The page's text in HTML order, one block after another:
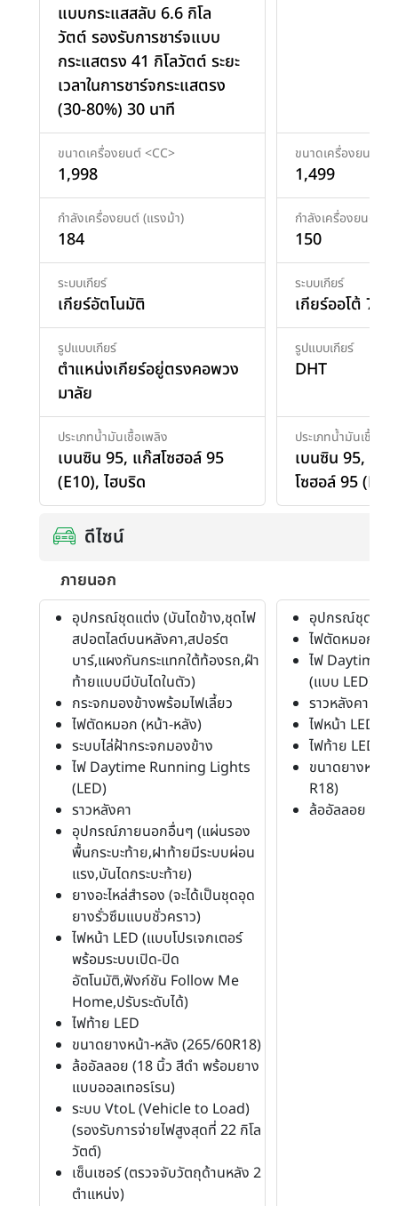
แบบกระแสสลับ 6.6 กิโล
วัตต์ รองรับการชาร์จแบบ
กระแสตรง 41 กิโลวัตต์ ระยะ
เวลาในการชาร์จกระแสตรง
(30-80%) 30 นาที
ขนาดเครื่องยนต์ <CC>
1,998
กำลังเครื่องยนต์ (แรงม้า)
184
ระบบเกียร์
เกียร์อัตโนมัติ
รูปแบบเกียร์
ตำแหน่งเกียร์อยู่ตรงคอพวง
มาลัย
ประเภทน้ำมันเชื้อเพลิง
เบนซิน 95, แก๊สโซฮอล์ 95
(E10), ไฮบริด
ขนาดเครื่องยนต์
1,499
กำลังเครื่องยนต์ (แ
150
ระบบเกียร์
เกียร์ออโต้ 7AT
รูปแบบเกียร์
DHT
ประเภทน้ำมันเชื้อเพ
เบนซิน 95,
โซฮอล์ 95
ดีไซน์
ภายนอก
อุปกรณ์ชุดแต่ง (บันไดข้าง,ชุดไฟ
สปอตไลต์บนหลังคา,สปอร์ต
บาร์,แผงกันกระแทกใต้ท้องรถ,ฝำ
ท้ายแบบมีบันไดในตัว)
กระจกมองข้างพร้อมไฟเลี้ยว
ไฟตัดหมอก (หน้า-หลัง)
ระบบไล่ฝ้ากระจกมองข้าง
ไฟ Daytime Running Lights
(LED)
ราวหลังคา
อุปกรณ์ภายนอกอื่นๆ (แผ่นรอง
พื้นกระบะท้าย,ฝาท้ายมีระบบผ่อน
แรง,บันไดกระบะท้าย)
ยางอะไหล่สำรอง (จะได้เป็นชุดอุด
ยางรั่วซึมแบบชั่วคราว)
ไฟหน้า LED (แบบโปรเจกเตอร์
พร้อมระบบเปิด-ปิด
อัตโนมัติ,ฟังก์ชัน Follow Me
Home,ปรับระดับได้)
ไฟท้าย LED
ขนาดยางหน้า-หลัง (265/60R18)
ล้ออัลลอย (18 นิ้ว สีดำ พร้อมยาง
แบบออลเทอรเ์รน)
ระบบ VtoL (Vehicle to Load)
(รองรับการจ่ายไฟสูงสุดที่ 22 กิโล
วัตต์)
เซ็นเซอร์ (ตรวจจับวัตถุด้านหลัง 2
ตำแหน่ง)
อุปกรณ์ชุดแต่ง
ไฟตัดหมอก
ไฟ Daytime
(แบบ LED)
ราวหลังคา
ไฟหน้า LED
ไฟท้าย LED
ขนาดยางหน้า
R18)
ล้ออัลลอย